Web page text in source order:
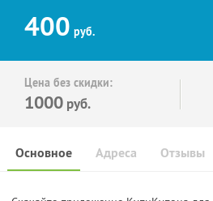
400 руб.
Цена без скидки:
1000 руб.
Основное Отзывы
Адреса